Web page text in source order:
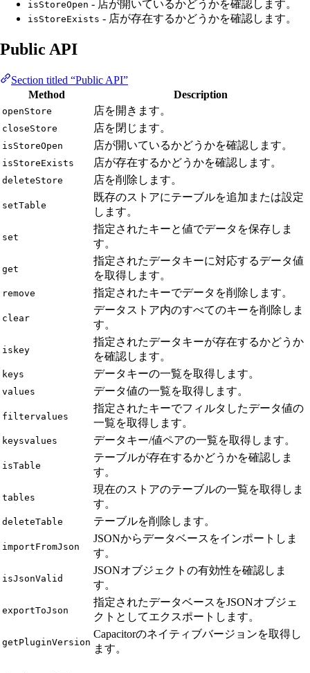
isStoreOpen - 店が開いているかどうかを確認します。
isStoreExists - 店が存在するかどうかを確認します。
Public API
Section titled “Public API”
Method
Description
openStore 店を開きます。
closeStore 店を閉じます。
isStoreOpen 店が開いているかどうかを確認します。
isStoreExists 店が存在するかどうかを確認します。
deleteStore 店を削除します。
setTable
既存のストアにテーブルを追加または設定
します。
set
指定されたキーと値でデータを保存しま
す。
get
指定されたデータキーに対応するデータ値
を取得します。
remove 指定されたキーでデータを削除します。
clear
データストア内のすべてのキーを削除しま
す。
iskey
指定されたデータキーが存在するかどうか
を確認します。
keys データキーの一覧を取得します。
values データ値の一覧を取得します。
filtervalues
指定されたキーでフィルタしたデータ値の
一覧を取得します。
keysvalues データキー/値ペアの一覧を取得します。
isTable
テーブルが存在するかどうかを確認しま
す。
tables
現在のストアのテーブルの一覧を取得しま
す。
deleteTable テーブルを削除します。
importFromJson
JSONからデータベースをインポートしま
す。
isJsonValid
JSONオブジェクトの有効性を確認しま
す。
exportToJson
指定されたデータベースをJSONオブジェ
クトとしてエクスポートします。
getPluginVersion
Capacitorのネイティブバージョンを取得し
ます。